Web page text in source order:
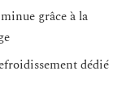
grâce à la
dédié